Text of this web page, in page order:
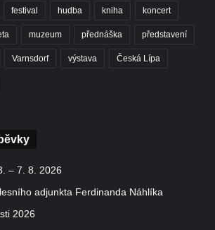
festival hudba kniha koncert
muzeum přednáška představení
Varnsdorf výstava Česká Lípa
– 7. 8. 2026
adjunkta Ferdinanda Náhlíka
2026